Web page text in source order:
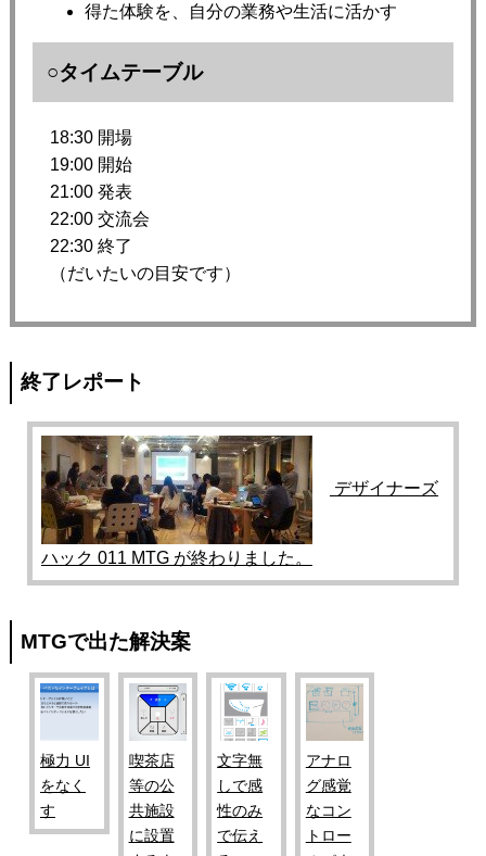
得た体験を、自分の業務や生活に活かす
○タイムテーブル
18:30 開場
19:00 開始
21:00 発表
22:00 交流会
22:30 終了
（だいたいの目安です）
終了レポート
デザイナーズ
ハック 011 MTG が終わりました。
MTGで出た解決案
極力 UI
をなく
す
喫茶店
等の公
共施設
に設置
文字無
しで感
性のみ
で伝え
アナロ
グ感覚
なコン
トロー